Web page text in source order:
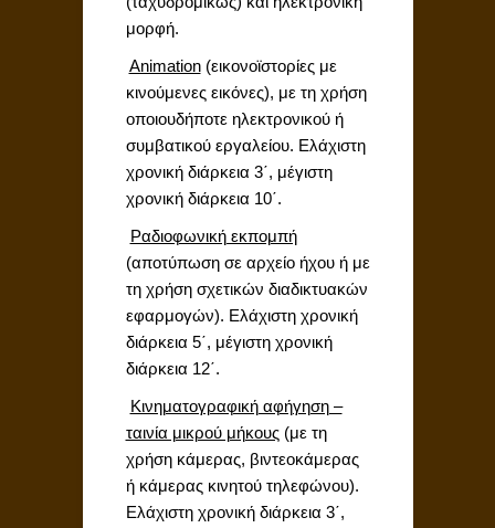
μορφή.
Animation(εικονοϊστορίες με
κινούμενες εικόνες), με τη χρήση
οποιουδήποτε ηλεκτρονικού ή
συμβατικού εργαλείου. Ελάχιστη
χρονική διάρκεια 3΄, μέγιστη
χρονική διάρκεια 10΄.
Ραδιοφωνική εκπομπή
(αποτύπωση σε αρχείο ήχου ή με
τη χρήση σχετικών διαδικτυακών
εφαρμογών). Ελάχιστη χρονική
διάρκεια 5΄, μέγιστη χρονική
διάρκεια 12΄.
Κινηματογραφική αφήγηση –
ταινία μικρού μήκους(με τη
χρήση κάμερας, βιντεοκάμερας
ή κάμερας κινητού τηλεφώνου).
Ελάχιστη χρονική διάρκεια 3΄,